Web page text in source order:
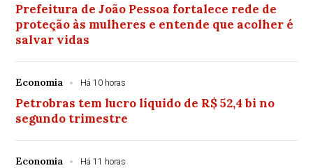
Prefeitura de João Pessoa fortalece rede de
proteção às mulheres e entende que acolher é
salvar vidas
Economia Há 10 horas
Petrobras tem lucro líquido de R$ 52,4 bi no
segundo trimestre
Economia Há 11 horas